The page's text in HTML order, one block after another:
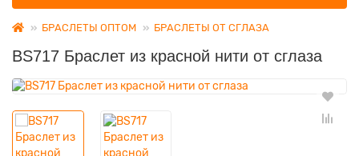
БРАСЛЕТЫ ОПТОМ БРАСЛЕТЫ ОТ СГЛАЗА
BS717 Браслет из красной нити от сглаза